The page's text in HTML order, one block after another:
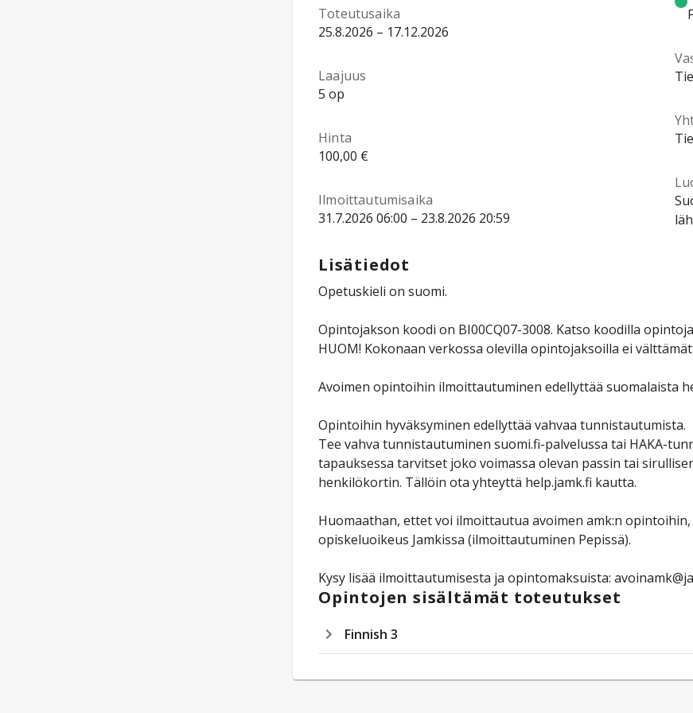
Toteutusaika
25.8.2026 – 17.12.2026
Laajuus
5 op
Hinta
100,00 €
Ilmoittautumisaika
31.7.2026 06:00 – 23.8.2026 20:59
Lisätiedot
Opetuskieli on suomi.
Opintojakson koodi on BI00CQ07-3008. Katso koodilla
HUOM! Kokonaan verkossa olevilla opintojaksoilla ei
Avoimen opintoihin ilmoittautuminen edellyttää suomalaista
Opintoihin hyväksyminen edellyttää vahvaa tunnistautumista.
Tee vahva tunnistautuminen suomi.fi-palvelussa tai HAKA-
tapauksessa tarvitset joko voimassa olevan passin tai
henkilökortin. Tällöin ota yhteyttä help.jamk.fi kautta.
Huomaathan, ettet voi ilmoittautua avoimen amk:n
opiskeluoikeus Jamkissa (ilmoittautuminen Pepissä).
Kysy lisää ilmoittautumisesta ja opintomaksuista:
Opintojen sisältämät toteutukset
Finnish 3